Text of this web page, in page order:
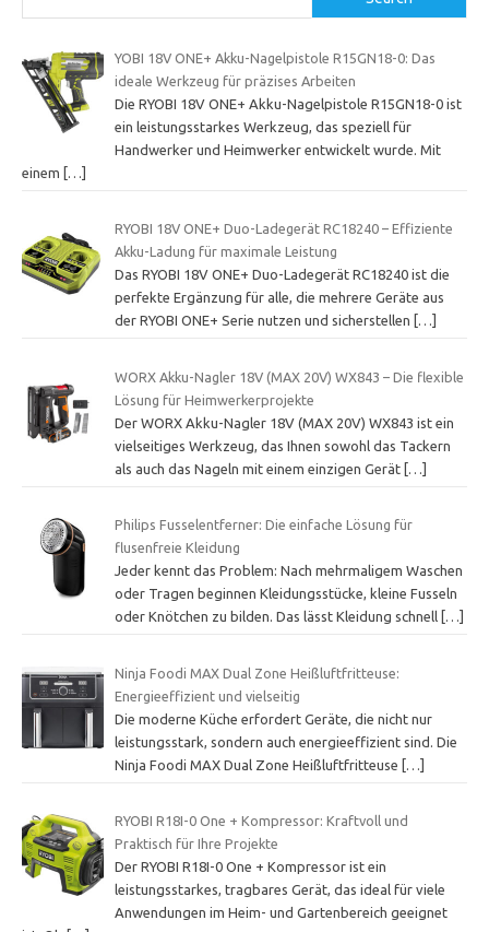
YOBI 18V ONE+ Akku-Nagelpistole R15GN18-0: Das
ideale Werkzeug für präzises Arbeiten
Die RYOBI 18V ONE+ Akku-Nagelpistole R15GN18-0 ist
ein leistungsstarkes Werkzeug, das speziell für
Handwerker und Heimwerker entwickelt wurde. Mit
einem
[…]
RYOBI 18V ONE+ Duo-Ladegerät RC18240 – Effiziente
Akku-Ladung für maximale Leistung
Das RYOBI 18V ONE+ Duo-Ladegerät RC18240 ist die
perfekte Ergänzung für alle, die mehrere Geräte aus
der RYOBI ONE+ Serie nutzen und sicherstellen
[…]
WORX Akku-Nagler 18V (MAX 20V) WX843 – Die flexible
Lösung für Heimwerkerprojekte
Der WORX Akku-Nagler 18V (MAX 20V) WX843 ist ein
vielseitiges Werkzeug, das Ihnen sowohl das Tackern
als auch das Nageln mit einem einzigen Gerät […]
Philips Fusselentferner: Die einfache Lösung für
flusenfreie Kleidung
Jeder kennt das Problem: Nach mehrmaligem Waschen
oder Tragen beginnen Kleidungsstücke, kleine Fusseln
oder Knötchen zu bilden. Das lässt Kleidung schnell […]
Ninja Foodi MAX Dual Zone Heißluftfritteuse:
Energieeffizient und vielseitig
Die moderne Küche erfordert Geräte, die nicht nur
leistungsstark, sondern auch energieeffizient sind. Die
Ninja Foodi MAX Dual Zone Heißluftfritteuse
[…]
RYOBI R18I-0 One + Kompressor: Kraftvoll und
Praktisch für Ihre Projekte
Der RYOBI R18I-0 One + Kompressor ist ein
leistungsstarkes, tragbares Gerät, das ideal für viele
Anwendungen im Heim- und Gartenbereich geeignet